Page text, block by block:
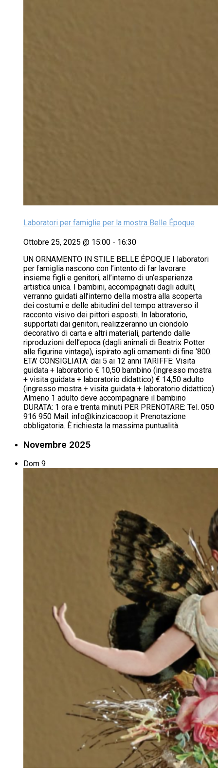
Laboratori per famiglie per la mostra Belle Époque
Ottobre 25, 2025 @ 15:00 - 16:30
UN ORNAMENTO IN STILE BELLE ÉPOQUE I laboratori
per famiglia nascono con l’intento di far lavorare
insieme figli e genitori, all’interno di un’esperienza
artistica unica. I bambini, accompagnati dagli adulti,
verranno guidati all’interno della mostra alla scoperta
dei costumi e delle abitudini del tempo attraverso il
racconto visivo dei pittori esposti. In laboratorio,
supportati dai genitori, realizzeranno un ciondolo
decorativo di carta e altri materiali, partendo dalle
riproduzioni dell’epoca (dagli animali di Beatrix Potter
alle figurine vintage), ispirato agli ornamenti di fine ‘800.
ETA’ CONSIGLIATA: dai 5 ai 12 anni TARIFFE: Visita
guidata + laboratorio € 10,50 bambino (ingresso mostra
+ visita guidata + laboratorio didattico) € 14,50 adulto
(ingresso mostra + visita guidata + laboratorio didattico)
Almeno 1 adulto deve accompagnare il bambino
DURATA: 1 ora e trenta minuti PER PRENOTARE: Tel. 050
916 950 Mail: info@kinzicacoop.it Prenotazione
obbligatoria. È richiesta la massima puntualità.
Novembre 2025
Dom 9